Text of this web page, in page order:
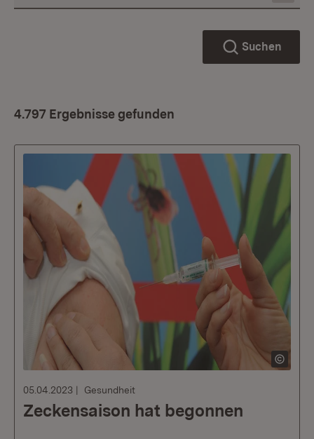
Suchen
4.797 Ergebnisse gefunden
05.04.2023 Gesundheit
Zeckensaison hat begonnen